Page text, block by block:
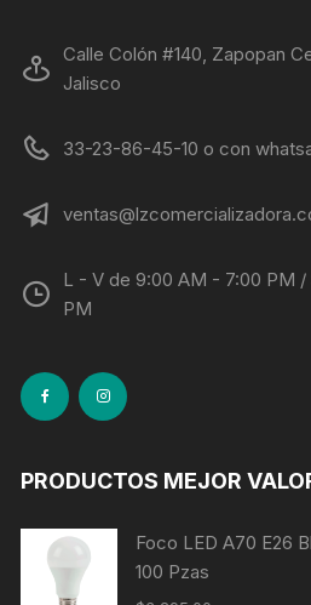
Calle Colón #140, Zapopan
Jalisco
33-23-86-45-10 o con
L - V de 9:00 AM - 7:00 PM /
PM
PRODUCTOS MEJOR
Foco LED A70 E26
100 Pzas